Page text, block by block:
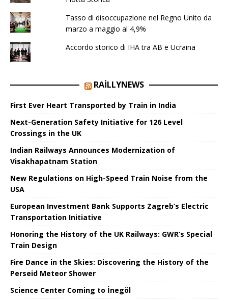
Tasso di disoccupazione nel Regno Unito da
marzo a maggio al 4,9%
Accordo storico di IHA tra AB e Ucraina
RAILLYNEWS
First Ever Heart Transported by Train in India
Next-Generation Safety Initiative for 126 Level
Crossings in the UK
Indian Railways Announces Modernization of
Visakhapatnam Station
New Regulations on High-Speed ​​Train Noise from the
USA
European Investment Bank Supports Zagreb’s Electric
Transportation Initiative
Honoring the History of the UK Railways: GWR’s Special
Train Design
Fire Dance in the Skies: Discovering the History of the
Perseid Meteor Shower
Science Center Coming to İnegöl